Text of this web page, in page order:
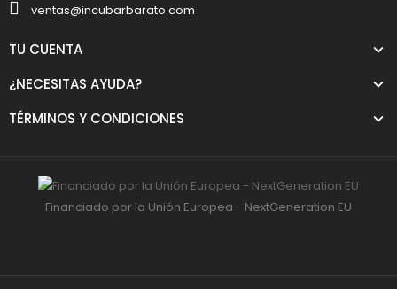
ventas@incubarbarato.com
TU CUENTA
¿NECESITAS AYUDA?
TÉRMINOS Y CONDICIONES
Financiado por la Unión Europea - NextGeneration EU